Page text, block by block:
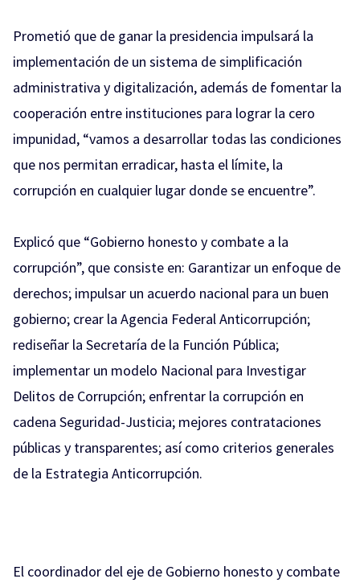
Prometió que de ganar la presidencia impulsará la
implementación de un sistema de simplificación
administrativa y digitalización, además de fomentar la
cooperación entre instituciones para lograr la cero
impunidad, “vamos a desarrollar todas las condiciones
que nos permitan erradicar, hasta el límite, la
corrupción en cualquier lugar donde se encuentre”.
Explicó que “Gobierno honesto y combate a la
corrupción”, que consiste en: Garantizar un enfoque de
derechos; impulsar un acuerdo nacional para un buen
gobierno; crear la Agencia Federal Anticorrupción;
rediseñar la Secretaría de la Función Pública;
implementar un modelo Nacional para Investigar
Delitos de Corrupción; enfrentar la corrupción en
cadena Seguridad-Justicia; mejores contrataciones
públicas y transparentes; así como criterios generales
de la Estrategia Anticorrupción.
El coordinador del eje de Gobierno honesto y combate